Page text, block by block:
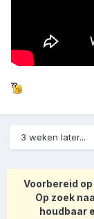
3 weken later...
Voorbereid
Op zoek
houdbaar